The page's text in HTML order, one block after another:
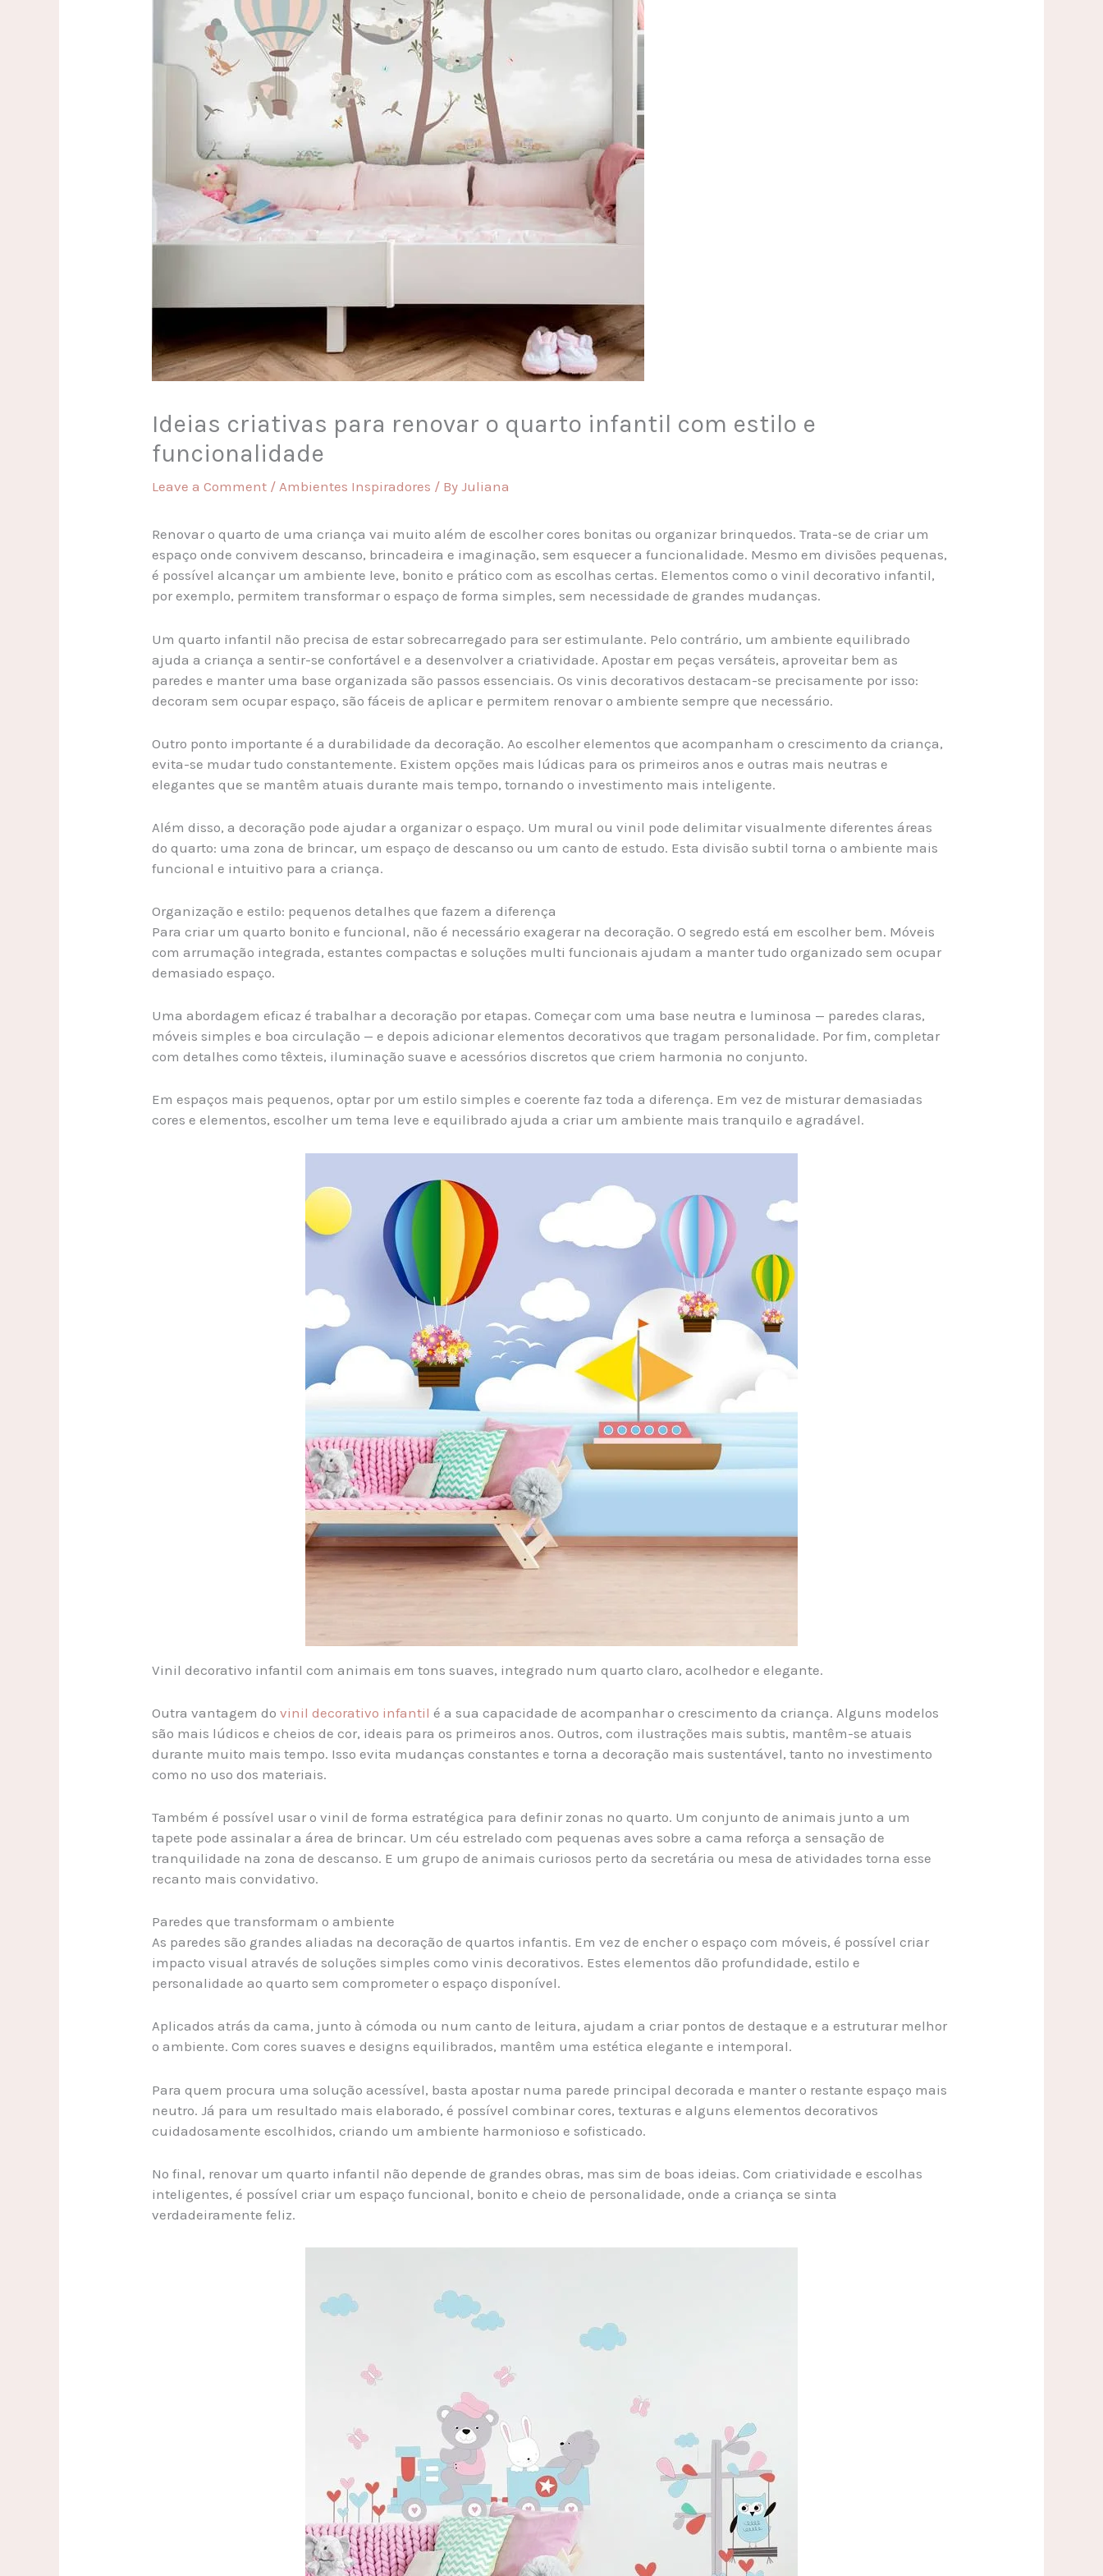
Ideias criativas para renovar o quarto infantil com estilo e
funcionalidade
Leave a Comment /Ambientes Inspiradores / ByJuliana
Renovar o quarto de uma criança vai muito além de escolher cores bonitas ou organizar brinquedos. Trata-se de criar um
espaço onde convivem descanso, brincadeira e imaginação, sem esquecer a funcionalidade. Mesmo em divisões pequenas,
é possível alcançar um ambiente leve, bonito e prático com as escolhas certas. Elementos como o vinil decorativo infantil,
por exemplo, permitem transformar o espaço de forma simples, sem necessidade de grandes mudanças.
Um quarto infantil não precisa de estar sobrecarregado para ser estimulante. Pelo contrário, um ambiente equilibrado
ajuda a criança a sentir-se confortável e a desenvolver a criatividade. Apostar em peças versáteis, aproveitar bem as
paredes e manter uma base organizada são passos essenciais. Os vinis decorativos destacam-se precisamente por isso:
decoram sem ocupar espaço, são fáceis de aplicar e permitem renovar o ambiente sempre que necessário.
Outro ponto importante é a durabilidade da decoração. Ao escolher elementos que acompanham o crescimento da criança,
evita-se mudar tudo constantemente. Existem opções mais lúdicas para os primeiros anos e outras mais neutras e
elegantes que se mantêm atuais durante mais tempo, tornando o investimento mais inteligente.
Além disso, a decoração pode ajudar a organizar o espaço. Um mural ou vinil pode delimitar visualmente diferentes áreas
do quarto: uma zona de brincar, um espaço de descanso ou um canto de estudo. Esta divisão subtil torna o ambiente mais
funcional e intuitivo para a criança.
Organização e estilo: pequenos detalhes que fazem a diferença
Para criar um quarto bonito e funcional, não é necessário exagerar na decoração. O segredo está em escolher bem. Móveis
com arrumação integrada, estantes compactas e soluções multi funcionais ajudam a manter tudo organizado sem ocupar
demasiado espaço.
Uma abordagem eficaz é trabalhar a decoração por etapas. Começar com uma base neutra e luminosa — paredes claras,
móveis simples e boa circulação — e depois adicionar elementos decorativos que tragam personalidade. Por fim, completar
com detalhes como têxteis, iluminação suave e acessórios discretos que criem harmonia no conjunto.
Em espaços mais pequenos, optar por um estilo simples e coerente faz toda a diferença. Em vez de misturar demasiadas
cores e elementos, escolher um tema leve e equilibrado ajuda a criar um ambiente mais tranquilo e agradável.
Vinil decorativo infantil com animais em tons suaves, integrado num quarto claro, acolhedor e elegante.
Outra vantagem dovinil decorativo infantil é a sua capacidade de acompanhar o crescimento da criança. Alguns modelos
são mais lúdicos e cheios de cor, ideais para os primeiros anos. Outros, com ilustrações mais subtis, mantêm-se atuais
durante muito mais tempo. Isso evita mudanças constantes e torna a decoração mais sustentável, tanto no investimento
como no uso dos materiais.
Também é possível usar o vinil de forma estratégica para definir zonas no quarto. Um conjunto de animais junto a um
tapete pode assinalar a área de brincar. Um céu estrelado com pequenas aves sobre a cama reforça a sensação de
tranquilidade na zona de descanso. E um grupo de animais curiosos perto da secretária ou mesa de atividades torna esse
recanto mais convidativo.
Paredes que transformam o ambiente
As paredes são grandes aliadas na decoração de quartos infantis. Em vez de encher o espaço com móveis, é possível criar
impacto visual através de soluções simples como vinis decorativos. Estes elementos dão profundidade, estilo e
personalidade ao quarto sem comprometer o espaço disponível.
Aplicados atrás da cama, junto à cómoda ou num canto de leitura, ajudam a criar pontos de destaque e a estruturar melhor
o ambiente. Com cores suaves e designs equilibrados, mantêm uma estética elegante e intemporal.
Para quem procura uma solução acessível, basta apostar numa parede principal decorada e manter o restante espaço mais
neutro. Já para um resultado mais elaborado, é possível combinar cores, texturas e alguns elementos decorativos
cuidadosamente escolhidos, criando um ambiente harmonioso e sofisticado.
No final, renovar um quarto infantil não depende de grandes obras, mas sim de boas ideias. Com criatividade e escolhas
inteligentes, é possível criar um espaço funcional, bonito e cheio de personalidade, onde a criança se sinta
verdadeiramente feliz.